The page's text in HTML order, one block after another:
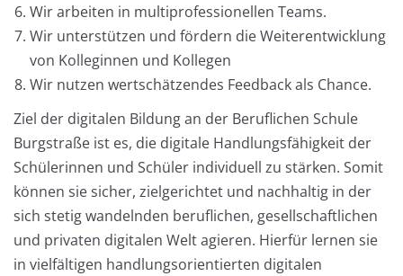
Wir arbeiten in multiprofessionellen Teams.
Wir unterstützen und fördern die Weiterentwicklung
von Kolleginnen und Kollegen
Wir nutzen wertschätzendes Feedback als Chance.
Ziel der digitalen Bildung an der Beruflichen Schule
Burgstraße ist es, die digitale Handlungsfähigkeit der
Schülerinnen und Schüler individuell zu stärken. Somit
können sie sicher, zielgerichtet und nachhaltig in der
sich stetig wandelnden beruflichen, gesellschaftlichen
und privaten digitalen Welt agieren. Hierfür lernen sie
in vielfältigen handlungsorientierten digitalen